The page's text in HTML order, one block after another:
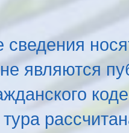
являются